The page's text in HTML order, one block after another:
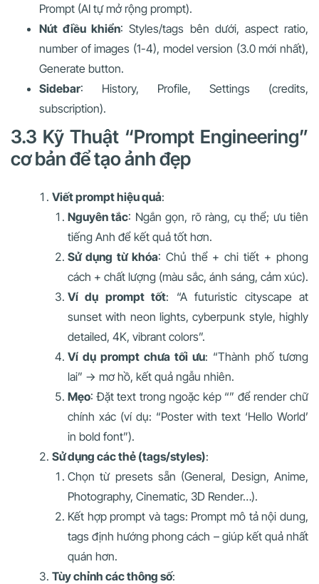
Prompt (AI tự mở rộng prompt).
Nút điều khiển: Styles/tags bên dưới, aspect ratio,
number of images (1-4), model version (3.0 mới nhất),
Generate button.
Sidebar: History, Profile, Settings (credits,
subscription).
3.3 Kỹ Thuật “Prompt Engineering”
cơ bản để tạo ảnh đẹp
Viết prompt hiệu quả:
Nguyên tắc: Ngắn gọn, rõ ràng, cụ thể; ưu tiên
tiếng Anh để kết quả tốt hơn.
Sử dụng từ khóa: Chủ thể + chi tiết + phong
cách + chất lượng (màu sắc, ánh sáng, cảm xúc).
Ví dụ prompt tốt: “A futuristic cityscape at
sunset with neon lights, cyberpunk style, highly
detailed, 4K, vibrant colors”.
Ví dụ prompt chưa tối ưu: “Thành phố tương
lai” → mơ hồ, kết quả ngẫu nhiên.
Mẹo: Đặt text trong ngoặc kép “” để render chữ
chính xác (ví dụ: “Poster with text ‘Hello World’
in bold font”).
Sử dụng các thẻ (tags/styles):
Chọn từ presets sẵn (General, Design, Anime,
Photography, Cinematic, 3D Render…).
Kết hợp prompt và tags: Prompt mô tả nội dung,
tags định hướng phong cách – giúp kết quả nhất
quán hơn.
Tùy chỉnh các thông số: